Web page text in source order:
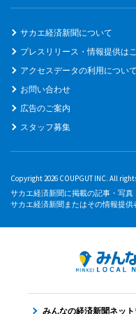
サカエ経済新聞について
プレスリリース・情報提供は
アクセスデータの利用について
お問い合わせ
広告のご案内
スタッフ募集
Copyright 2026 COUPGUT INC. All
サカエ経済新聞に掲載の記事・写
サカエ経済新聞またはその情報提供
みんなの経済新聞ネッ